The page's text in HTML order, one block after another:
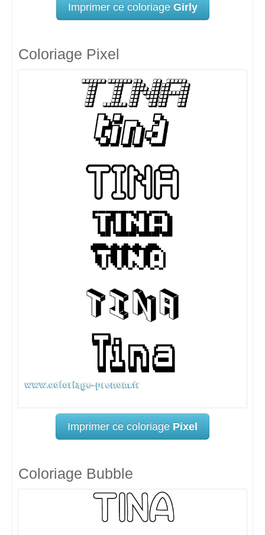
Imprimer ce coloriage Girly
Coloriage Pixel
Imprimer ce coloriage Pixel
Coloriage Bubble